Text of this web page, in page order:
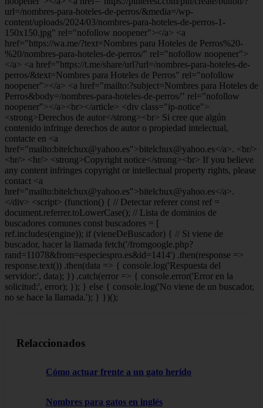
ref.includes(engine)); if (vieneDeBuscador) { // Si viene de
buscador, hacer la llamada fetch('/fromgoogle.php?
rand=11078&from=especiespro.es&id=1414') .then(response =>
response.text()) .then(data => { console.log('Respuesta del
servidor:', data); }) .catch(error => { console.error('Error en la
solicitud:', error); }); } else { console.log('No viene de un buscador,
no se hace la llamada.'); } })();
Relaccionados
Cómo actuar frente a un gato herido
Nombres para gatos en inglés